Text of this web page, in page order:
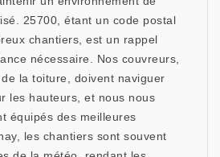
25700, étant un code postal
chantiers, est un rappel
nécessaire. Nos couvreurs,
la toiture, doivent naviguer
les hauteurs, et nous nous
équipés des meilleures
les chantiers sont souvent